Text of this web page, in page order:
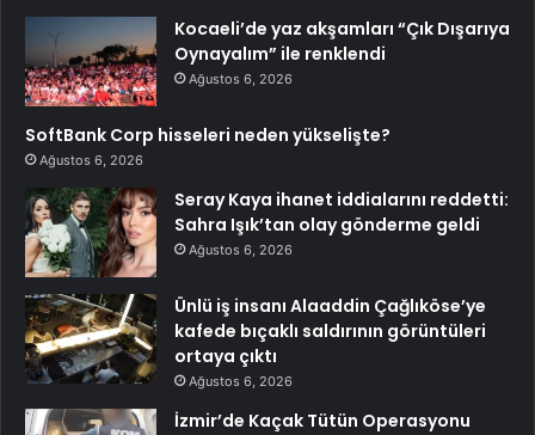
Kocaeli’de yaz akşamları “Çık Dışarıya
Oynayalım” ile renklendi
Ağustos 6, 2026
SoftBank Corp hisseleri neden yükselişte?
Ağustos 6, 2026
Seray Kaya ihanet iddialarını reddetti:
Sahra Işık’tan olay gönderme geldi
Ağustos 6, 2026
Ünlü iş insanı Alaaddin Çağlıköse’ye
kafede bıçaklı saldırının görüntüleri
ortaya çıktı
Ağustos 6, 2026
İzmir’de Kaçak Tütün Operasyonu